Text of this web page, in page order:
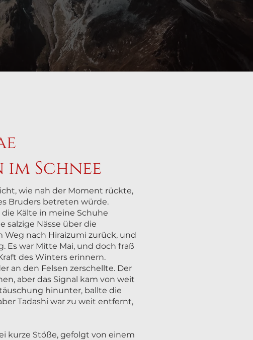
wie nah der Moment rückte,
Bruders betreten würde.
Kälte in meine Schuhe
salzige Nässe über die
Weg nach Hiraizumi zurück, und
Es war Mitte Mai, und doch fraß
des Winters erinnern.
an den Felsen zerschellte. Der
aber das Signal kam von weit
hinunter, ballte die
Tadashi war zu weit entfernt,
kurze Stöße, gefolgt von einem
im Schnee